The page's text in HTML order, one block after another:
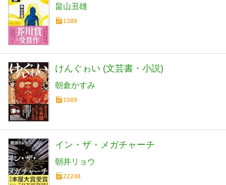
畠山丑雄
1388
けんぐゎい (文芸書・小説)
朝倉かすみ
1089
イン・ザ・メガチャーチ
朝井リョウ
22248